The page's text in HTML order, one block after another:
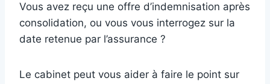
Vous avez reçu une offre d’indemnisation après
consolidation, ou vous vous interrogez sur la
date retenue par l’assurance ?
Le cabinet peut vous aider à faire le point sur